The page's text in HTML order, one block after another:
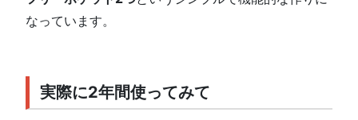
なっています。
実際に2年間使ってみて